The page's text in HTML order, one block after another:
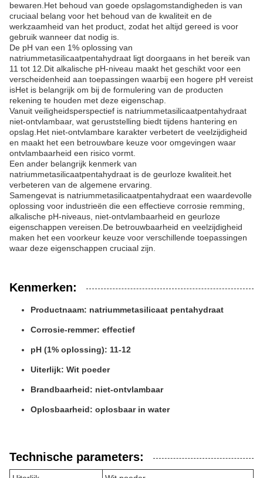
bewaren.Het behoud van goede opslagomstandigheden is van
cruciaal belang voor het behoud van de kwaliteit en de
werkzaamheid van het product, zodat het altijd gereed is voor
gebruik wanneer dat nodig is.
De pH van een 1% oplossing van
natriummetasilicaatpentahydraat ligt doorgaans in het bereik van
11 tot 12.Dit alkalische pH-niveau maakt het geschikt voor een
verscheidenheid aan toepassingen waarbij een hogere pH vereist
isHet is belangrijk om bij de formulering van de producten
rekening te houden met deze eigenschap.
Vanuit veiligheidsperspectief is natriummetasilicaatpentahydraat
niet-ontvlambaar, wat geruststelling biedt tijdens hantering en
opslag.Het niet-ontvlambare karakter verbetert de veelzijdigheid
en maakt het een betrouwbare keuze voor omgevingen waar
ontvlambaarheid een risico vormt.
Een ander belangrijk kenmerk van
natriummetasilicaatpentahydraat is de geurloze kwaliteit.het
verbeteren van de algemene ervaring.
Samengevat is natriummetasilicaatpentahydraat een waardevolle
oplossing voor industrieën die een effectieve corrosie remming,
alkalische pH-niveaus, niet-ontvlambaarheid en geurloze
eigenschappen vereisen.De betrouwbaarheid en veelzijdigheid
maken het een voorkeur keuze voor verschillende toepassingen
waar deze eigenschappen cruciaal zijn.
Kenmerken:
Productnaam: natriummetasilicaat pentahydraat
Corrosie-remmer: effectief
pH (1% oplossing): 11-12
Uiterlijk: Wit poeder
Brandbaarheid: niet-ontvlambaar
Oplosbaarheid: oplosbaar in water
Technische parameters: